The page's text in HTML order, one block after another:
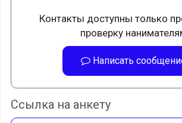
Контакты доступны только
проверку
Написать
Ссылка на анкету